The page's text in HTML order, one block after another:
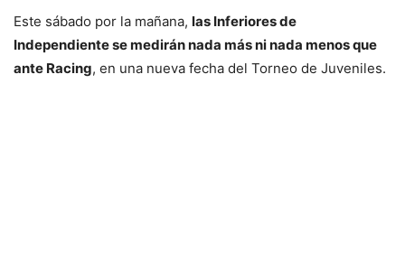
Este sábado por la mañana, las Inferiores de
Independiente se medirán nada más ni nada menos que
ante Racing, en una nueva fecha del Torneo de Juveniles.